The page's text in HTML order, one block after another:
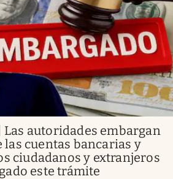
Las autoridades embargan
cuentas bancarias y
ciudadanos y extranjeros
este trámite